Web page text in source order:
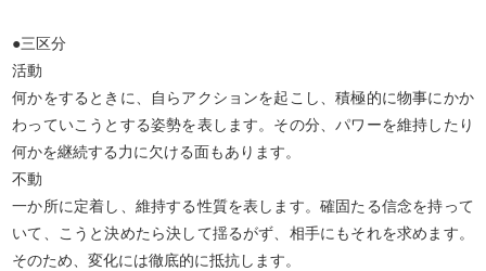
●三区分
活動
何かをするときに、自らアクションを起こし、積極的に物事にかか
わっていこうとする姿勢を表します。その分、パワーを維持したり
何かを継続する力に欠ける面もあります。
不動
一か所に定着し、維持する性質を表します。確固たる信念を持って
いて、こうと決めたら決して揺るがず、相手にもそれを求めます。
そのため、変化には徹底的に抵抗します。